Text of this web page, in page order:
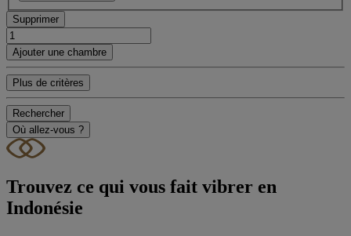
Supprimer
Ajouter une chambre
Plus de critères
Rechercher
Où allez-vous ?
Trouvez ce qui vous fait vibrer en
Indonésie